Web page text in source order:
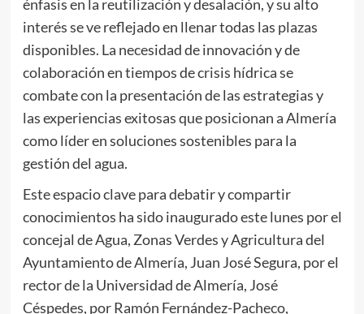
énfasis en la reutilización y desalación, y su alto
interés se ve reflejado en llenar todas las plazas
disponibles. La necesidad de innovación y de
colaboración en tiempos de crisis hídrica se
combate con la presentación de las estrategias y
las experiencias exitosas que posicionan a Almería
como líder en soluciones sostenibles para la
gestión del agua.
Este espacio clave para debatir y compartir
conocimientos ha sido inaugurado este lunes por el
concejal de Agua, Zonas Verdes y Agricultura del
Ayuntamiento de Almería, Juan José Segura, por el
rector de la Universidad de Almería, José
Céspedes, por Ramón Fernández-Pacheco,